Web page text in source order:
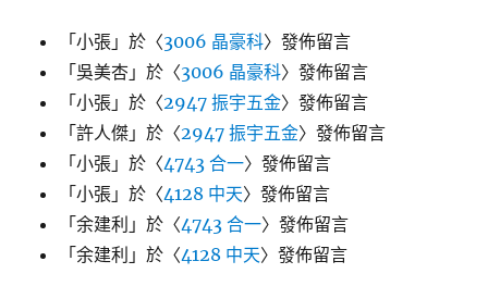
「小張 」於〈3006 晶豪科〉發佈留言
「吳美杏 」於〈3006 晶豪科〉發佈留言
「小張 」於〈2947 振宇五金〉發佈留言
「許人傑 」於〈2947 振宇五金〉發佈留言
「小張 」於〈4743 合一〉發佈留言
「小張 」於〈4128 中天〉發佈留言
「余建利 」於〈4743 合一〉發佈留言
「余建利 」於〈4128 中天〉發佈留言